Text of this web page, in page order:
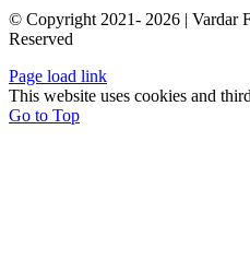
© Copyright 2021- 2026 | Vardar
Reserved
Page load link
This website uses cookies and
Go to Top